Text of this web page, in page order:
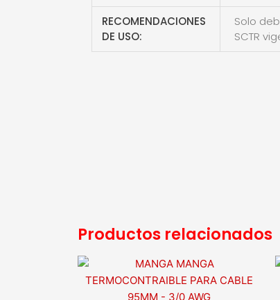
RECOMENDACIONES
DE USO:
Solo
SCTR
Productos relacionados